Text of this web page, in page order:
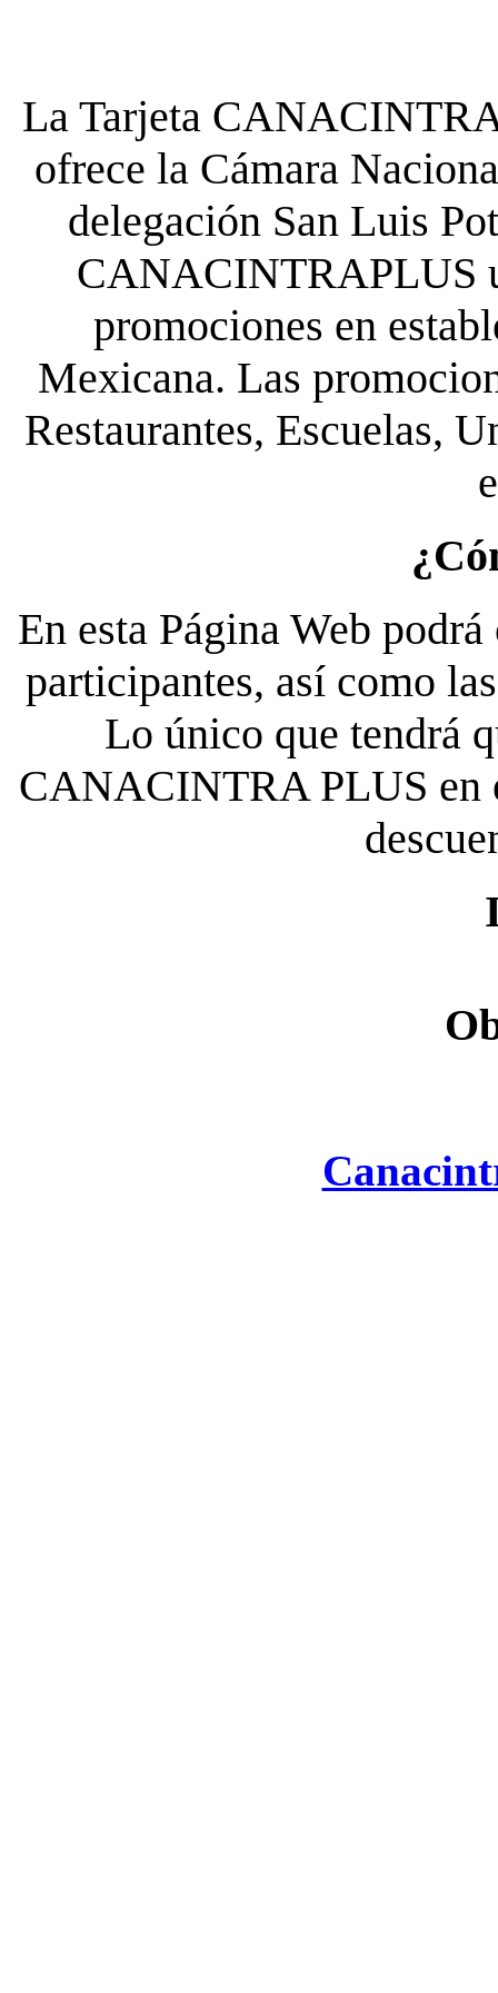
La Tarjeta
ofrece la Cámara
delegación San Luis
CANACINTRAPLUS
promociones en
Mexicana. Las
Restaurantes, Escuelas,
En esta Página Web
participantes, así como
Lo único que tendrá
CANACINTRA PLUS en